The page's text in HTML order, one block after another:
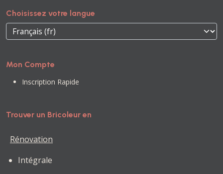
Choisissez votre langue
Mon Compte
Inscription Rapide
Trouver un Bricoleur en
Rénovation
Intégrale